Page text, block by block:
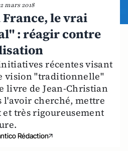
mars 2018
le vrai
: réagir contre
récentes visant
vision "traditionnelle"
livre de Jean-Christian
l'avoir cherché, mettre
très rigoureusement
Rédaction